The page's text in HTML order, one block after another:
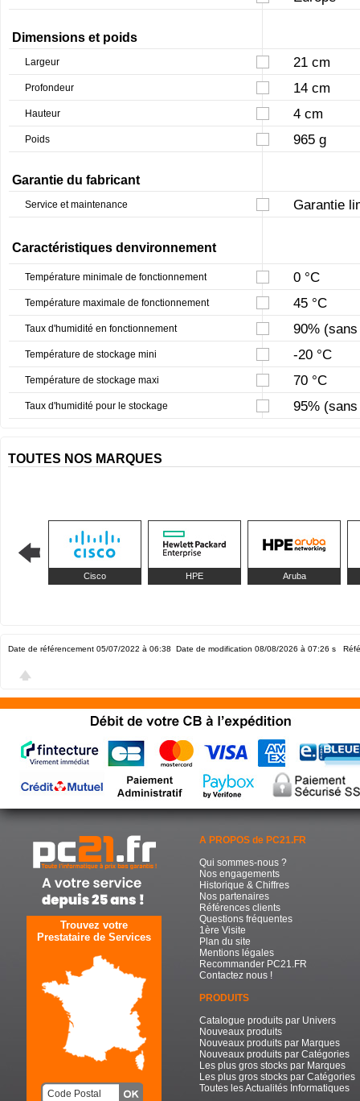
Dimensions et poids
Largeur 21 cm
Profondeur 14 cm
Hauteur 4 cm
Poids 965 g
Garantie du fabricant
Service et maintenance Garantie
Caractéristiques denvironnement
Température minimale de fonctionnement 0 °C
Température maximale de fonctionnement 45 °C
Taux d'humidité en fonctionnement 90%
Température de stockage mini -20 °C
Température de stockage maxi 70 °C
Taux d'humidité pour le stockage 95%
TOUTES NOS MARQUES
Cisco HPE Aruba
Date de référencement 05/07/2022 à 06:38 Date de modification 08/08/2026 à 07:26 s
Trouvez votre
Prestataire de Services
A PROPOS de PC21.FR
Qui sommes-nous ?
Nos engagements
Historique & Chiffres
Nos partenaires
Références clients
Questions fréquentes
1ère Visite
Plan du site
Mentions légales
Recommander PC21.FR
Contactez nous !
PRODUITS
Catalogue produits par Univers
Nouveaux produits
Nouveaux produits par Marques
Nouveaux produits par Catégories
Les plus gros stocks par Marques
Les plus gros stocks par Catégories
Toutes les Actualités Informatiques